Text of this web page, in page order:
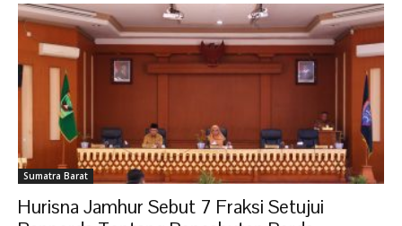
Sumatra Barat
Hurisna Jamhur Sebut 7 Fraksi Setujui